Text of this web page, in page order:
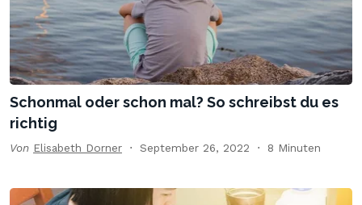
Schonmal oder schon mal? So schreibst du es
richtig
Von Elisabeth Dorner September 26, 2022 8 Minuten